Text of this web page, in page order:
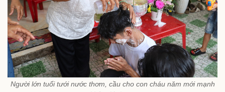
Người lớn tuổi tưới nước thơm, cầu cho con cháu năm mới mạnh